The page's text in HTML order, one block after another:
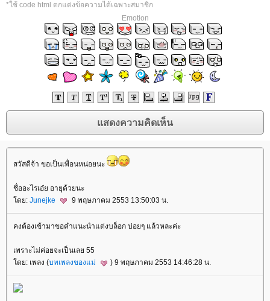
*ใช้ code html ตกแต่งข้อความได้เฉพาะสมาชิก
Emotion
สวัสดีจ้า ขอเป็นเพื่อนหน่อยนะ
ชื่ออะไรเอ๋ย อายุด้วยนะ
โดย: Junejke 9 พฤษภาคม 2553 13:50:03 น.
คงต้องเข้ามาขอคำแนะนำแต่งบล็อก บ่อยๆ แล้วหละค่ะ
เพราะไม่ค่อยจะเป็นเลย 55
โดย: เพลง (บทเพลงของแม่ ) 9 พฤษภาคม 2553 14:46:28 น.